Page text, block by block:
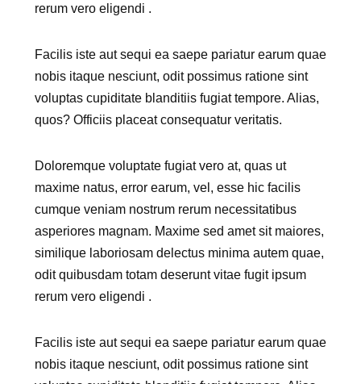
rerum vero eligendi .
Facilis iste aut sequi ea saepe pariatur earum quae
nobis itaque nesciunt, odit possimus ratione sint
voluptas cupiditate blanditiis fugiat tempore. Alias,
quos? Officiis placeat consequatur veritatis.
Doloremque voluptate fugiat vero at, quas ut
maxime natus, error earum, vel, esse hic facilis
cumque veniam nostrum rerum necessitatibus
asperiores magnam. Maxime sed amet sit maiores,
similique laboriosam delectus minima autem quae,
odit quibusdam totam deserunt vitae fugit ipsum
rerum vero eligendi .
Facilis iste aut sequi ea saepe pariatur earum quae
nobis itaque nesciunt, odit possimus ratione sint